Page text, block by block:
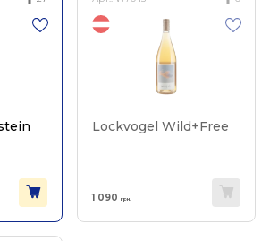
Lockvogel Wild+Free
1 090 грн.